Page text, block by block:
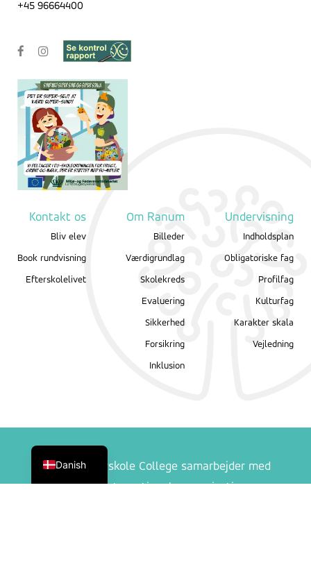
+45 96664400
Kontakt os
Bliv elev
Book rundvisning
Efterskolelivet
Om Ranum
Billeder
Værdigrundlag
Skolekreds
Evaluering
Sikkerhed
Forsikring
Inklusion
Undervisning
Indholdsplan
Obligatoriske fag
Profilfag
Kulturfag
Karakter skala
Vejledning
Ranum Efterskole College samarbejder med
følgende internationale organisationer
Danish